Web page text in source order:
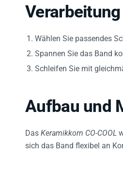
Wählen Sie passendes
Spannen Sie das Band
Schleifen Sie mit
Aufbau und
Das Keramikkorn CO-COOL
sich das Band flexibel an